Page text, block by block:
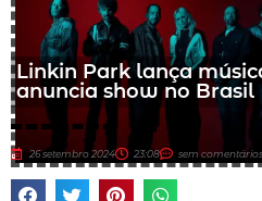
Linkin Park lança
anuncia show no Brasil
26 setembro 2024 23:08 sem comentários